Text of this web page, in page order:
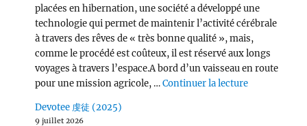
placées en hibernation, une société a développé une
technologie qui permet de maintenir l’activité cérébrale
à travers des rêves de « très bonne qualité », mais,
comme le procédé est coûteux, il est réservé aux longs
voyages à travers l’espace.A bord d’un vaisseau en route
pour une mission agricole, …Continuer la lecturede « Per
Devotee 虔徒 (2025)
9 juillet 2026